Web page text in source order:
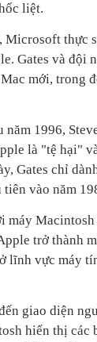
liệt.
Microsoft thực
Gates và đội
mới, trong
1996,
là "tệ hại"
Gates chỉ
vào năm
máy
trở thành
lĩnh vực máy
giao diện
hiển thị các